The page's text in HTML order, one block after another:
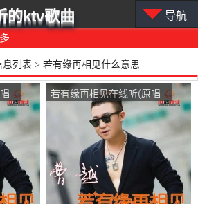
的ktv歌曲 导航
息列表 > 若有缘再相见什么意思
若有缘再相见在线听(原唱
是曹越)，梦想成真，演唱
点播:76次